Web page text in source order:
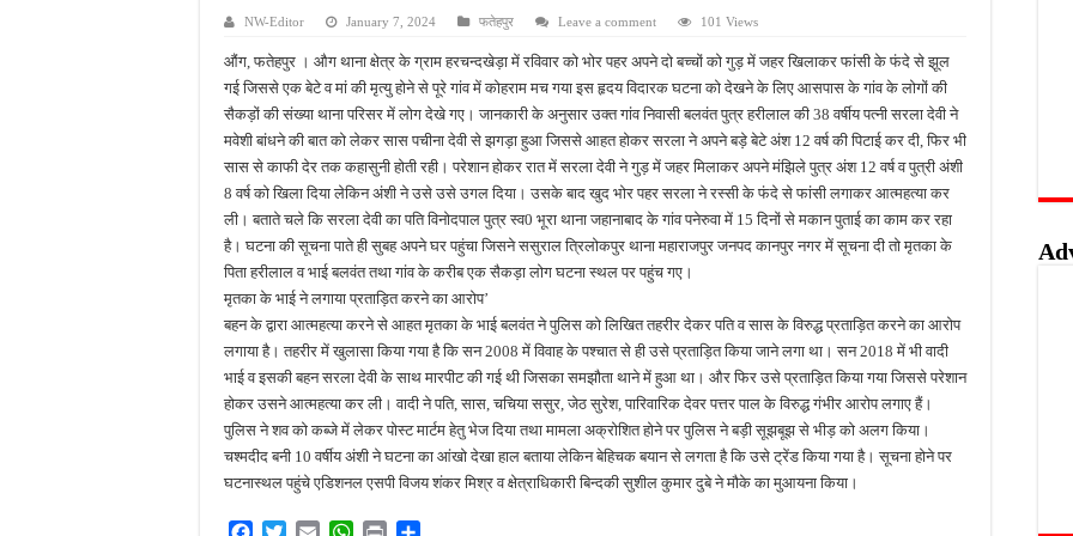
फतेहपुर में ओडीओपी उद्यमियों के लिए विशेष कार्यशाला, खाद्य सुरक्षा और सरकारी योजनाओं की मिलेगी जानकारी
अधूरे सड़क निर्माण से बढ़ीं मुश्किलें, खागा के लोगों ने जल्द काम पूरा कराने की उठाई मांग
सिकंदरा-घाटमपुर-चौडगरा हाईवे होगा फोरलेन, कैबिनेट की मंजूरी से विकास को मिलेगी रफ्तार
असोथर मंडल बैठक में संगठन विस्तार पर मंथन, हर घर तिरंगा अभियान को सफल बनाने का आह्वान
NW-Editor January 7, 2024 फतेहपुर Leave a comment 101 Views
औंग, फतेहपुर । औग थाना क्षेत्र के ग्राम हरचन्दखेड़ा में रविवार को भोर पहर अपने दो बच्चों को गुड़ में जहर खिलाकर फांसी के फंदे से झूल
गई जिससे एक बेटे व मां की मृत्यु होने से पूरे गांव में कोहराम मच गया इस हृदय विदारक घटना को देखने के लिए आसपास के गांव के लोगों की
सैकड़ों की संख्या थाना परिसर में लोग देखे गए। जानकारी के अनुसार उक्त गांव निवासी बलवंत पुत्र हरीलाल की 38 वर्षीय पत्नी सरला देवी ने
मवेशी बांधने की बात को लेकर सास पचीना देवी से झगड़ा हुआ जिससे आहत होकर सरला ने अपने बड़े बेटे अंश 12 वर्ष की पिटाई कर दी, फिर भी
सास से काफी देर तक कहासुनी होती रही। परेशान होकर रात में सरला देवी ने गुड़ में जहर मिलाकर अपने मंझिले पुत्र अंश 12 वर्ष व पुत्री अंशी
8 वर्ष को खिला दिया लेकिन अंशी ने उसे उसे उगल दिया। उसके बाद खुद भोर पहर सरला ने रस्सी के फंदे से फांसी लगाकर आत्महत्या कर
ली। बताते चले कि सरला देवी का पति विनोदपाल पुत्र स्व0 भूरा थाना जहानाबाद के गांव पनेरुवा में 15 दिनों से मकान पुताई का काम कर रहा
है। घटना की सूचना पाते ही सुबह अपने घर पहुंचा जिसने ससुराल त्रिलोकपुर थाना महाराजपुर जनपद कानपुर नगर में सूचना दी तो मृतका के
पिता हरीलाल व भाई बलवंत तथा गांव के करीब एक सैकड़ा लोग घटना स्थल पर पहुंच गए।
मृतका के भाई ने लगाया प्रताड़ित करने का आरोप’
बहन के द्वारा आत्महत्या करने से आहत मृतका के भाई बलवंत ने पुलिस को लिखित तहरीर देकर पति व सास के विरुद्ध प्रताड़ित करने का आरोप
लगाया है। तहरीर में खुलासा किया गया है कि सन 2008 में विवाह के पश्चात से ही उसे प्रताड़ित किया जाने लगा था। सन 2018 में भी वादी
भाई व इसकी बहन सरला देवी के साथ मारपीट की गई थी जिसका समझौता थाने में हुआ था। और फिर उसे प्रताड़ित किया गया जिससे परेशान
होकर उसने आत्महत्या कर ली। वादी ने पति, सास, चचिया ससुर, जेठ सुरेश, पारिवारिक देवर पत्तर पाल के विरुद्ध गंभीर आरोप लगाए हैं।
पुलिस ने शव को कब्जे में लेकर पोस्ट मार्टम हेतु भेज दिया तथा मामला अक्रोशित होने पर पुलिस ने बड़ी सूझबूझ से भीड़ को अलग किया।
चश्मदीद बनी 10 वर्षीय अंशी ने घटना का आंखो देखा हाल बताया लेकिन बेहिचक बयान से लगता है कि उसे ट्रेंड किया गया है। सूचना होने पर
घटनास्थल पहुंचे एडिशनल एसपी विजय शंकर मिश्र व क्षेत्राधिकारी बिन्दकी सुशील कुमार दुबे ने मौके का मुआयना किया।
W